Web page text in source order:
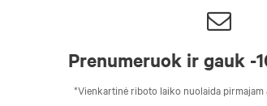
Prenumeruok ir gauk -
*Vienkartinė riboto laiko nuolaida